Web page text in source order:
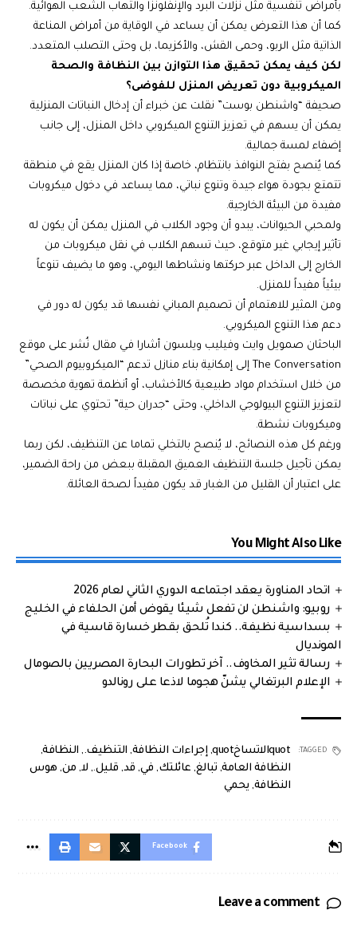
بأمراض تنفسية مثل نزلات البرد والإنفلونزا والتهاب الشعب الهوائية.
كما أن هذا التعرض يمكن أن يساعد في الوقاية من أمراض المناعة
الذاتية مثل الربو، وحمى القش، والأكزيما، بل وحتى التصلب المتعدد.
لكن كيف يمكن تحقيق هذا التوازن بين النظافة والصحة
الميكروبية دون تعريض المنزل للفوضى؟
صحيفة “واشنطن بوست” نقلت عن خبراء أن إدخال النباتات المنزلية
يمكن أن يسهم في تعزيز التنوع الميكروبي داخل المنزل، إلى جانب
إضفاء لمسة جمالية.
كما يُنصح بفتح النوافذ بانتظام، خاصة إذا كان المنزل يقع في منطقة
تتمتع بجودة هواء جيدة وتنوع نباتي، مما يساعد في دخول ميكروبات
مفيدة من البيئة الخارجية.
ولمحبي الحيوانات، يبدو أن وجود الكلاب في المنزل يمكن أن يكون له
تأثير إيجابي غير متوقع، حيث تسهم الكلاب في نقل ميكروبات من
الخارج إلى الداخل عبر حركتها ونشاطها اليومي، وهو ما يضيف تنوعاً
بيئياً مفيداً للمنزل.
ومن المثير للاهتمام أن تصميم المباني نفسها قد يكون له دور في
دعم هذا التنوع الميكروبي.
الباحثان صمويل وايت وفيليب ويلسون أشارا في مقال نُشر على موقع
The Conversation إلى إمكانية بناء منازل تدعم “الميكروبيوم الصحي”
من خلال استخدام مواد طبيعية كالأخشاب، أو أنظمة تهوية مخصصة
لتعزيز التنوع البيولوجي الداخلي، وحتى “جدران حية” تحتوي على نباتات
وميكروبات نشطة.
ورغم كل هذه النصائح، لا يُنصح بالتخلي تماما عن التنظيف، لكن ربما
يمكن تأجيل جلسة التنظيف العميق المقبلة ببعض من راحة الضمير،
على اعتبار أن القليل من الغبار قد يكون مفيداً لصحة العائلة.
You Might Also Like
اتحاد المناورة يعقد اجتماعه الدوري الثاني لعام 2026
روبيو: واشنطن لن تفعل شيئا يقوض أمن الحلفاء في الخليج
بسداسية نظيفة.. كندا تُلحق بقطر خسارة قاسية في
المونديال
رسالة تثير المخاوف.. آخر تطورات البحارة المصريين بالصومال
الإعلام البرتغالي يشنّ هجوما لاذعا على رونالدو
TAGGED: quotالاتساخquot , إجراءات النظافة, التنظيف., النظافة,
النظافة العامة, تبالغ, عائلتك, في, قد, قليل., لا, من, هوس
النظافة, يحمي
Facebook
Leave a comment